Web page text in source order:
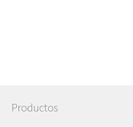
Productos